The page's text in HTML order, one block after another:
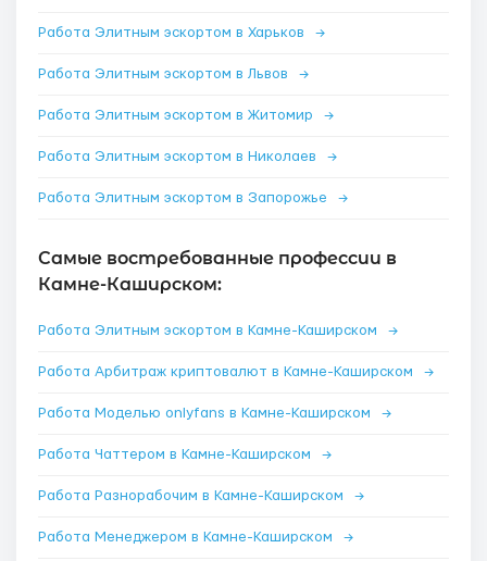
Работа Элитным эскортом в Харьков →
Работа Элитным эскортом в Львов →
Работа Элитным эскортом в Житомир →
Работа Элитным эскортом в Николаев →
Работа Элитным эскортом в Запорожье →
Самые востребованные профессии в
Камне-Каширском:
Работа Элитным эскортом в Камне-Каширском →
Работа Арбитраж криптовалют в Камне-Каширском →
Работа Моделью onlyfans в Камне-Каширском →
Работа Чаттером в Камне-Каширском →
Работа Разнорабочим в Камне-Каширском →
Работа Менеджером в Камне-Каширском →